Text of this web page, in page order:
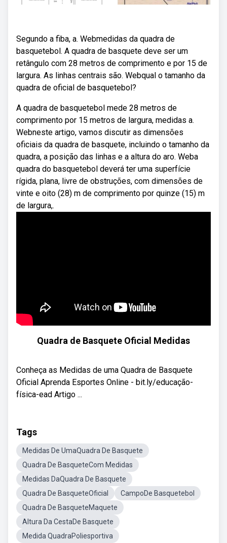
Segundo a fiba, a. Webmedidas da quadra de
basquetebol. A quadra de basquete deve ser um
retângulo com 28 metros de comprimento e por 15 de
largura. As linhas centrais são. Webqual o tamanho da
quadra de oficial de basquetebol?
A quadra de basquetebol mede 28 metros de
comprimento por 15 metros de largura, medidas a.
Webneste artigo, vamos discutir as dimensões
oficiais da quadra de basquete, incluindo o tamanho da
quadra, a posição das linhas e a altura do aro. Weba
quadra do basquetebol deverá ter uma superfície
rígida, plana, livre de obstruções, com dimensões de
vinte e oito (28) m de comprimento por quinze (15) m
de largura,.
Quadra de Basquete Oficial Medidas
Conheça as Medidas de uma Quadra de Basquete
Oficial Aprenda Esportes Online - bit.ly/educação-
física-ead Artigo ...
Tags
Medidas De UmaQuadra De Basquete
Quadra De BasqueteCom Medidas
Medidas DaQuadra De Basquete
Quadra De BasqueteOficial
CampoDe Basquetebol
Quadra De BasqueteMaquete
Altura Da CestaDe Basquete
Medida QuadraPoliesportiva